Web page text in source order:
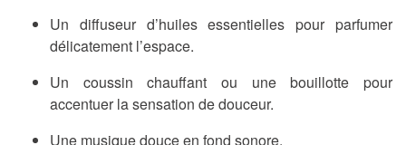
Un diffuseur d’huiles essentielles pour parfumer
délicatement l’espace.
Un coussin chauffant ou une bouillotte pour
accentuer la sensation de douceur.
Une musique douce en fond sonore.